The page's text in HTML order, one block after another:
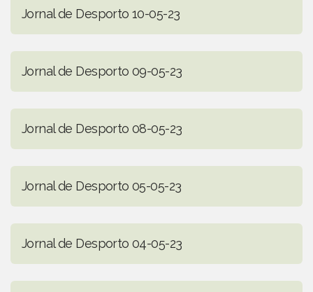
Jornal de Desporto 10-05-23
Jornal de Desporto 09-05-23
Jornal de Desporto 08-05-23
Jornal de Desporto 05-05-23
Jornal de Desporto 04-05-23